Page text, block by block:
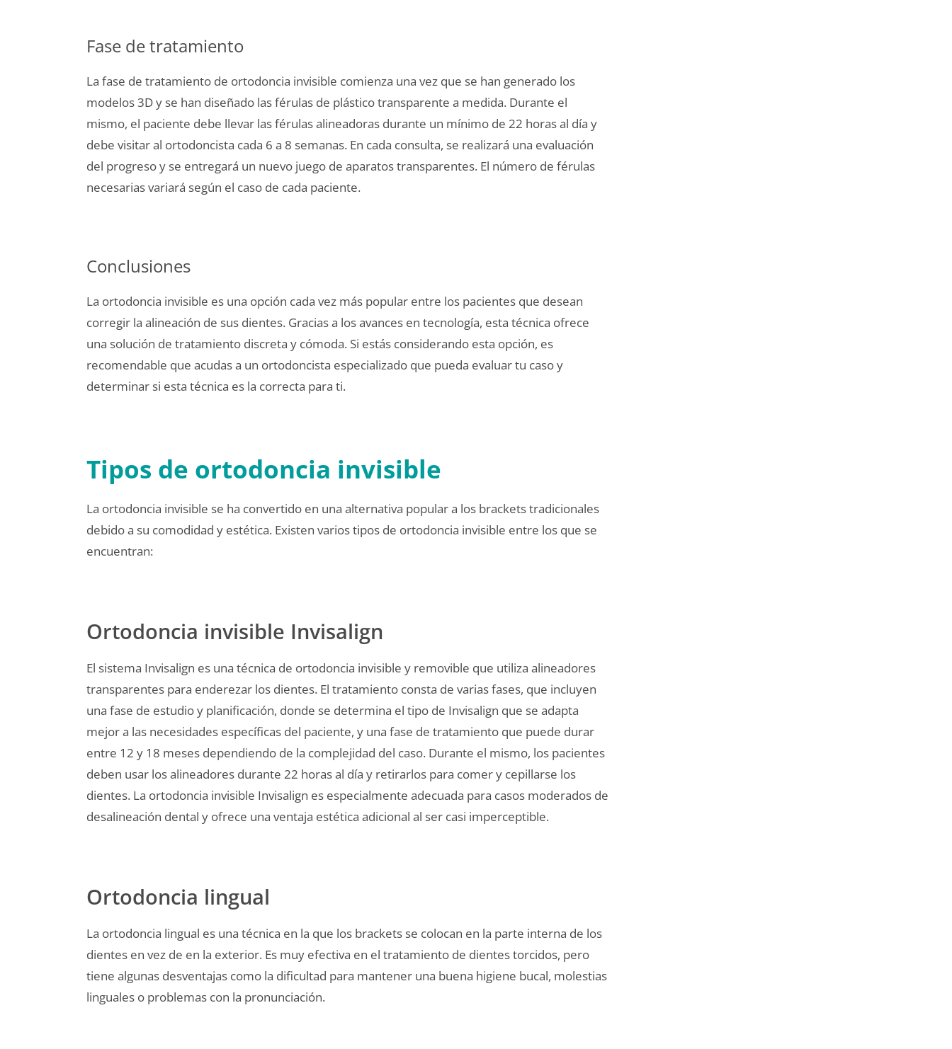
Fase de tratamiento
La fase de tratamiento de ortodoncia invisible comienza una vez que se han generado los
modelos 3D y se han diseñado las férulas de plástico transparente a medida. Durante el
mismo, el paciente debe llevar las férulas alineadoras durante un mínimo de 22 horas al día y
debe visitar al ortodoncista cada 6 a 8 semanas. En cada consulta, se realizará una evaluación
del progreso y se entregará un nuevo juego de aparatos transparentes. El número de férulas
necesarias variará según el caso de cada paciente.
Conclusiones
La ortodoncia invisible es una opción cada vez más popular entre los pacientes que desean
corregir la alineación de sus dientes. Gracias a los avances en tecnología, esta técnica ofrece
una solución de tratamiento discreta y cómoda. Si estás considerando esta opción, es
recomendable que acudas a un ortodoncista especializado que pueda evaluar tu caso y
determinar si esta técnica es la correcta para ti.
Tipos de ortodoncia invisible
La ortodoncia invisible se ha convertido en una alternativa popular a los brackets tradicionales
debido a su comodidad y estética. Existen varios tipos de ortodoncia invisible entre los que se
encuentran:
Ortodoncia invisible Invisalign
El sistema Invisalign es una técnica de ortodoncia invisible y removible que utiliza alineadores
transparentes para enderezar los dientes. El tratamiento consta de varias fases, que incluyen
una fase de estudio y planificación, donde se determina el tipo de Invisalign que se adapta
mejor a las necesidades específicas del paciente, y una fase de tratamiento que puede durar
entre 12 y 18 meses dependiendo de la complejidad del caso. Durante el mismo, los pacientes
deben usar los alineadores durante 22 horas al día y retirarlos para comer y cepillarse los
dientes. La ortodoncia invisible Invisalign es especialmente adecuada para casos moderados de
desalineación dental y ofrece una ventaja estética adicional al ser casi imperceptible.
Ortodoncia lingual
La ortodoncia lingual es una técnica en la que los brackets se colocan en la parte interna de los
dientes en vez de en la exterior. Es muy efectiva en el tratamiento de dientes torcidos, pero
tiene algunas desventajas como la dificultad para mantener una buena higiene bucal, molestias
linguales o problemas con la pronunciación.